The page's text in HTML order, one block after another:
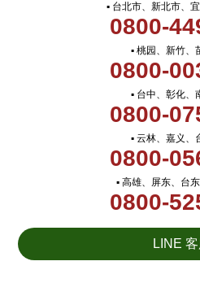
▪ 台北市、新北市、
0800-
▪ 桃园、新竹、
0800-
▪ 台中、彰化、
0800-
▪ 云林、嘉义、
0800-
▪ 高雄、屏东、台
0800-
LINE 客